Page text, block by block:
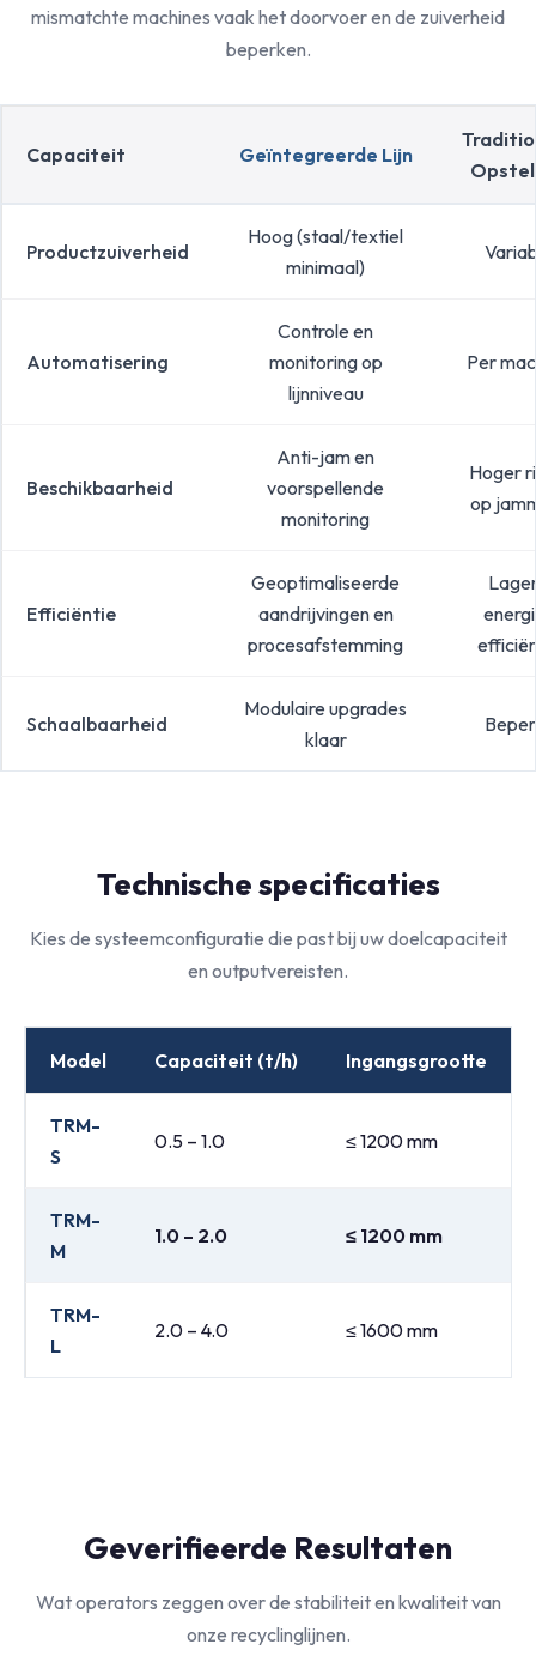
mismatchte machines vaak het doorvoer en de zuiverheid
beperken.
Capaciteit Geïntegreerde Lijn
Productzuiverheid
Hoog (staal/textiel
minimaal)
Automatisering
Controle en
monitoring op
lijnniveau
Per
Beschikbaarheid
Anti-jam en
voorspellende
monitoring
Hoger
op
Efficiëntie
Geoptimaliseerde
aandrijvingen en
procesafstemming
Schaalbaarheid
Modulaire upgrades
klaar
Technische specificaties
Kies de systeemconfiguratie die past bij uw doelcapaciteit
en outputvereisten.
Model Capaciteit (t/h) Ingangsgrootte
TRM-
S
0.5 – 1.0 ≤ 1200 mm
TRM-
M
1.0 – 2.0 ≤ 1200 mm
TRM-
L
2.0 – 4.0 ≤ 1600 mm
Geverifieerde Resultaten
Wat operators zeggen over de stabiliteit en kwaliteit van
onze recyclinglijnen.